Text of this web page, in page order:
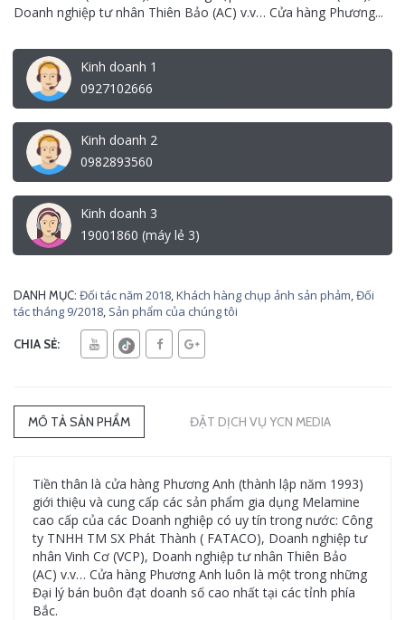
Doanh nghiệp tư nhân Thiên Bảo (AC) v.v… Cửa hàng Phương...
Kinh doanh 1
0927102666
Kinh doanh 2
0982893560
Kinh doanh 3
19001860 (máy lẻ 3)
DANH MỤC: Đối tác năm 2018,Khách hàng chụp ảnh sản phảm,Đối
tác tháng 9/2018, Sản phẩm của chúng tôi
CHIA SẺ:
MÔ TẢ SẢN PHẨM ĐẶT DỊCH VỤ YCN MEDIA
Tiền thân là cửa hàng Phương Anh (thành lập năm 1993)
giới thiệu và cung cấp các sản phẩm gia dụng Melamine
cao cấp của các Doanh nghiệp có uy tín trong nước: Công
ty TNHH TM SX Phát Thành ( FATACO), Doanh nghiệp tư
nhân Vinh Cơ (VCP), Doanh nghiệp tư nhân Thiên Bảo
(AC) v.v… Cửa hàng Phương Anh luôn là một trong những
Đại lý bán buôn đạt doanh số cao nhất tại các tỉnh phía
Bắc.